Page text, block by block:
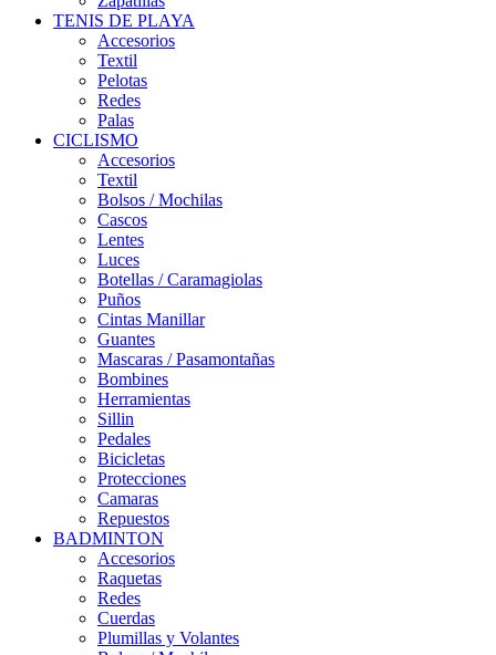
TENIS DE PLAYA
Accesorios
Textil
Pelotas
Redes
Palas
CICLISMO
Accesorios
Textil
Bolsos / Mochilas
Cascos
Lentes
Luces
Botellas / Caramagiolas
Puños
Cintas Manillar
Guantes
Mascaras / Pasamontañas
Bombines
Herramientas
Sillin
Pedales
Bicicletas
Protecciones
Camaras
Repuestos
BADMINTON
Accesorios
Raquetas
Redes
Cuerdas
Plumillas y Volantes